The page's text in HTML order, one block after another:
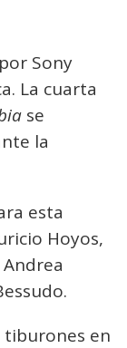
Sony
La cuarta
se
la
esta
Hoyos,
tiburones en